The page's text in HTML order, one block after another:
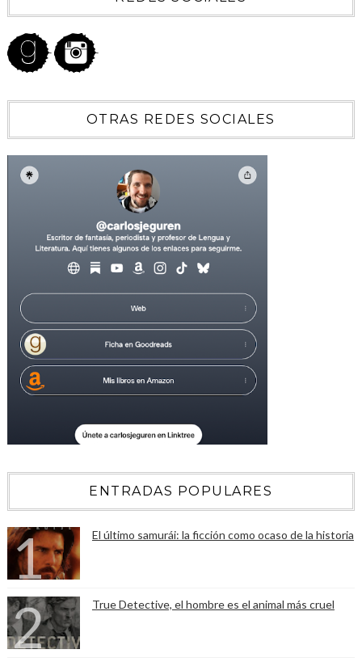
OTRAS REDES SOCIALES
ENTRADAS POPULARES
El último samurái: la ficción como ocaso de la historia
True Detective, el hombre es el animal más cruel